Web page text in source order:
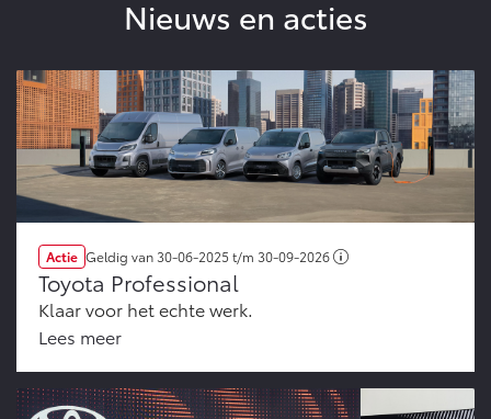
Nieuws en acties
Actie Geldig van30-06-2025 t/m 30-09-2026
Toyota Professional
Klaar voor het echte werk.
Lees meer